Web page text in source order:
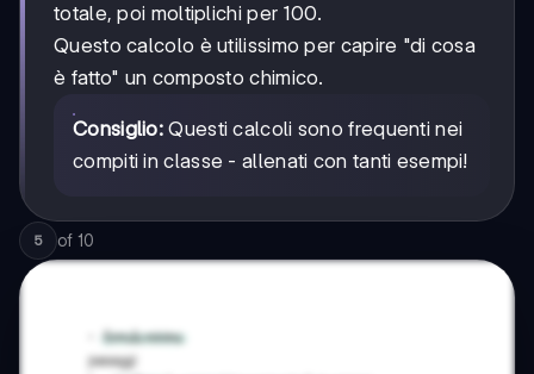
totale, poi moltiplichi per 100.
Questo calcolo è utilissimo per capire "di cosa
è fatto" un composto chimico.
Consiglio: Questi calcoli sono frequenti nei
compiti in classe - allenati con tanti esempi!
5 of 10